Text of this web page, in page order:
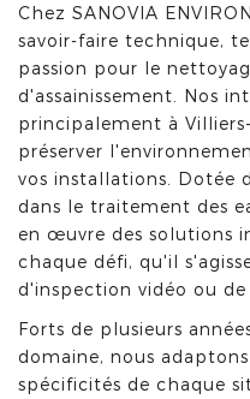
Chez SANOVIA
savoir-faire technique,
passion pour le
d'assainissement. Nos
principalement à
préserver
vos installations. Dotée
dans le traitement des
en œuvre des solutions
chaque défi, qu'il
d'inspection vidéo ou de
Forts de plusieurs
domaine, nous
spécificités de chaque